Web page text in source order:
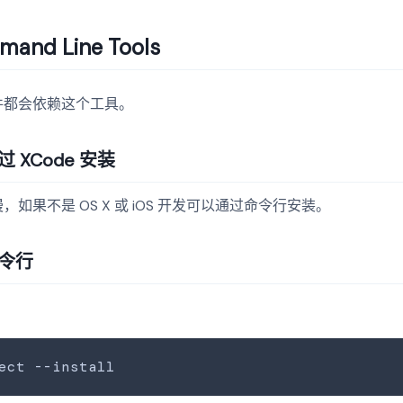
Line Tools
会依赖这个工具。
XCode 安装
如果不是 OS X 或 iOS 开发可以通过命令行安装。
行